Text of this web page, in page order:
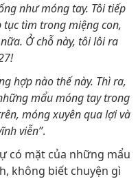
như móng tay. Tôi tiếp
tục tìm trong miệng con,
Ở chỗ này, tôi lôi ra
hợp nào thế này. Thì ra,
mẩu móng tay trong
móng xuyên qua lợi và
viễn”.
có mặt của những mẩu
không biết chuyện gì